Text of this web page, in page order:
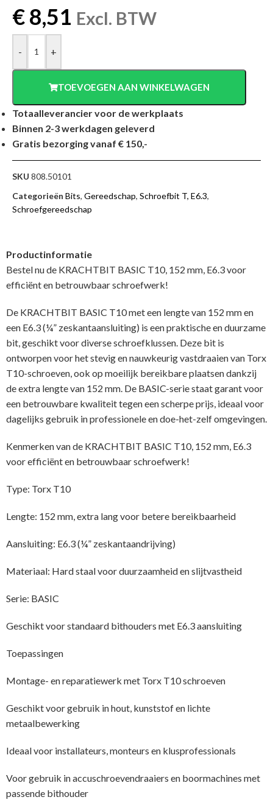
€8,51 Excl. BTW
- +
TOEVOEGEN AAN WINKELWAGEN
Totaalleverancier voor de werkplaats
Binnen 2-3 werkdagen geleverd
Gratis bezorging vanaf € 150,-
SKU 808.50101
Categorieën Bits, Gereedschap, Schroefbit T, E6.3,
Schroefgereedschap
Productinformatie
Bestel nu de KRACHTBIT BASIC T10, 152 mm, E6.3 voor
efficiënt en betrouwbaar schroefwerk!
De KRACHTBIT BASIC T10 met een lengte van 152 mm en
een E6.3 (¼” zeskantaansluiting) is een praktische en duurzame
bit, geschikt voor diverse schroefklussen. Deze bit is
ontworpen voor het stevig en nauwkeurig vastdraaien van Torx
T10-schroeven, ook op moeilijk bereikbare plaatsen dankzij
de extra lengte van 152 mm. De BASIC-serie staat garant voor
een betrouwbare kwaliteit tegen een scherpe prijs, ideaal voor
dagelijks gebruik in professionele en doe-het-zelf omgevingen.
Kenmerken van de KRACHTBIT BASIC T10, 152 mm, E6.3
voor efficiënt en betrouwbaar schroefwerk!
Type: Torx T10
Lengte: 152 mm, extra lang voor betere bereikbaarheid
Aansluiting: E6.3 (¼” zeskantaandrijving)
Materiaal: Hard staal voor duurzaamheid en slijtvastheid
Serie: BASIC
Geschikt voor standaard bithouders met E6.3 aansluiting
Toepassingen
Montage- en reparatiewerk met Torx T10 schroeven
Geschikt voor gebruik in hout, kunststof en lichte
metaalbewerking
Ideaal voor installateurs, monteurs en klusprofessionals
Voor gebruik in accuschroevendraaiers en boormachines met
passende bithouder